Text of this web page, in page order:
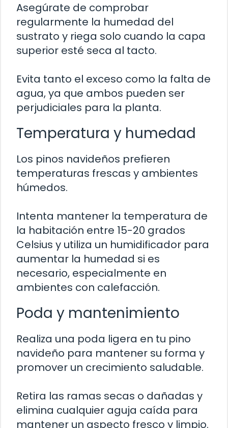
Asegúrate de comprobar
regularmente la humedad del
sustrato y riega solo cuando la capa
superior esté seca al tacto.
Evita tanto el exceso como la falta de
agua, ya que ambos pueden ser
perjudiciales para la planta.
Temperatura y humedad
Los pinos navideños prefieren
temperaturas frescas y ambientes
húmedos.
Intenta mantener la temperatura de
la habitación entre 15-20 grados
Celsius y utiliza un humidificador para
aumentar la humedad si es
necesario, especialmente en
ambientes con calefacción.
Poda y mantenimiento
Realiza una poda ligera en tu pino
navideño para mantener su forma y
promover un crecimiento saludable.
Retira las ramas secas o dañadas y
elimina cualquier aguja caída para
mantener un aspecto fresco y limpio.